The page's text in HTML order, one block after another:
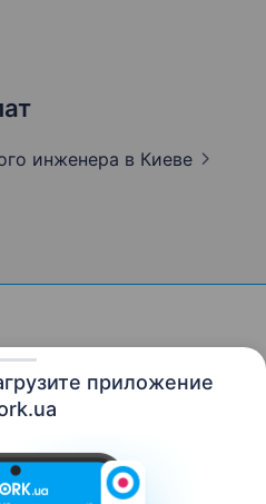
приложение
инженера в Киеве